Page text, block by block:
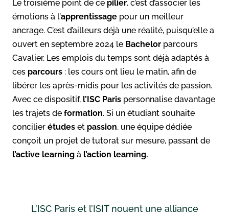
Le troisième point de ce pilier, c’est d’associer les
émotions à l’apprentissage pour un meilleur
ancrage. C’est d’ailleurs déjà une réalité, puisqu’elle a
ouvert en septembre 2024 le Bachelor parcours
Cavalier. Les emplois du temps sont déjà adaptés à
ces parcours : les cours ont lieu le matin, afin de
libérer les après-midis pour les activités de passion.
Avec ce dispositif, l’ISC Paris personnalise davantage
les trajets de formation. Si un étudiant souhaite
concilier études et passion, une équipe dédiée
conçoit un projet de tutorat sur mesure, passant de
l’active learning à l’action learning.
L’ISC Paris et l’ISIT nouent une alliance